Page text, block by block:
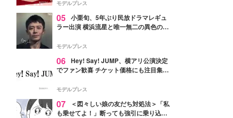
ぎ」「成長を感じる」の声
モデルプレス
05 小栗旬、5年ぶり民放ドラマレギュ
ラー出演 横浜流星と唯一無二の異色のバ
モデルプレス
06 Hey! Say! JUMP、横アリ公演決定
でファン歓喜 チケット価格にも注目集ま
モデルプレス
07
＜図々しい娘の友だち対処法＞「私
も乗せてよ！」断っても強引に乗り込ん